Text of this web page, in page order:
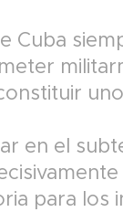
Cuba
en el
para los